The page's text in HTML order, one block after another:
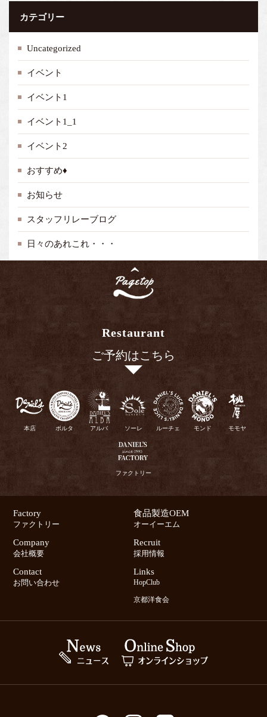
カテゴリー
Uncategorized
イベント
イベント1
イベント1_1
イベント2
おすすめ♦
お知らせ
スタッフリレーブログ
日々のあれこれ・・・
Restaurant
ご予約はこちら
本店 ポルタ アルバ ソーレ ルーチェ モンド モモヤ
ファクトリー
Factory
ファクトリー
食品製造OEM
オーイーエム
Company
会社概要
Recruit
採用情報
Contact
お問い合わせ
Links
HopClub
京都洋食会